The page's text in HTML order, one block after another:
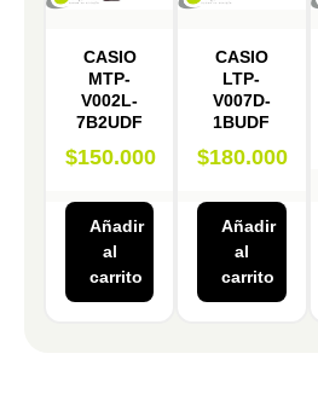
CASIO
MTP-
V002L-
7B2UDF
$150.000
Añadir
al
carrito
CASIO
LTP-
V007D-
1BUDF
$180.000
Añadir
al
carrito